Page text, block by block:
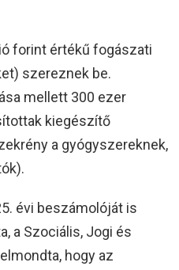
forint értékű fogászati
szereznek be.
mellett 300 ezer
kiegészítő
a gyógyszereknek,
évi beszámolóját is
a Szociális, Jogi és
hogy az